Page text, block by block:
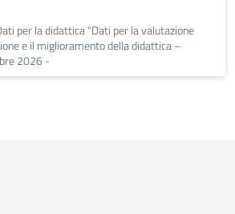
per la didattica “Dati per la valutazione
e il miglioramento della didattica –
2026 -